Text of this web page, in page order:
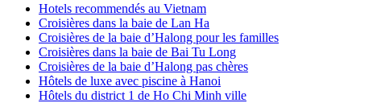
Hotels recommendés au Vietnam
Croisières dans la baie de Lan Ha
Croisières de la baie d’Halong pour les familles
Croisières dans la baie de Bai Tu Long
Croisières de la baie d’Halong pas chères
Hôtels de luxe avec piscine à Hanoi
Hôtels du district 1 de Ho Chi Minh ville